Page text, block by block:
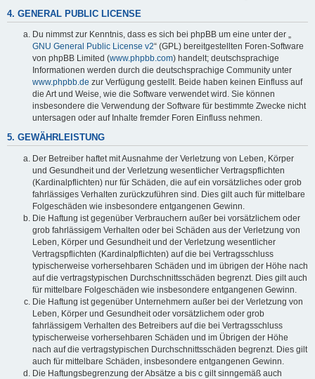
4. GENERAL PUBLIC LICENSE
Du nimmst zur Kenntnis, dass es sich bei phpBB um eine unter der „
GNU General Public License v2“ (GPL) bereitgestellten Foren-Software
von phpBB Limited (www.phpbb.com) handelt; deutschsprachige
Informationen werden durch die deutschsprachige Community unter
www.phpbb.de zur Verfügung gestellt. Beide haben keinen Einfluss auf
die Art und Weise, wie die Software verwendet wird. Sie können
insbesondere die Verwendung der Software für bestimmte Zwecke nicht
untersagen oder auf Inhalte fremder Foren Einfluss nehmen.
5. GEWÄHRLEISTUNG
Der Betreiber haftet mit Ausnahme der Verletzung von Leben, Körper
und Gesundheit und der Verletzung wesentlicher Vertragspflichten
(Kardinalpflichten) nur für Schäden, die auf ein vorsätzliches oder grob
fahrlässiges Verhalten zurückzuführen sind. Dies gilt auch für mittelbare
Folgeschäden wie insbesondere entgangenen Gewinn.
Die Haftung ist gegenüber Verbrauchern außer bei vorsätzlichem oder
grob fahrlässigem Verhalten oder bei Schäden aus der Verletzung von
Leben, Körper und Gesundheit und der Verletzung wesentlicher
Vertragspflichten (Kardinalpflichten) auf die bei Vertragsschluss
typischerweise vorhersehbaren Schäden und im übrigen der Höhe nach
auf die vertragstypischen Durchschnittsschäden begrenzt. Dies gilt auch
für mittelbare Folgeschäden wie insbesondere entgangenen Gewinn.
Die Haftung ist gegenüber Unternehmern außer bei der Verletzung von
Leben, Körper und Gesundheit oder vorsätzlichem oder grob
fahrlässigem Verhalten des Betreibers auf die bei Vertragsschluss
typischerweise vorhersehbaren Schäden und im Übrigen der Höhe
nach auf die vertragstypischen Durchschnittsschäden begrenzt. Dies gilt
auch für mittelbare Schäden, insbesondere entgangenen Gewinn.
Die Haftungsbegrenzung der Absätze a bis c gilt sinngemäß auch